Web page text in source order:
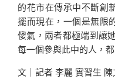
的花市在傳承中不斷創
擺而現在，一個是無限
傻氣，兩者都極端到讓
每一個參與此中的人，
文｜記者 李麗 實習生 陳